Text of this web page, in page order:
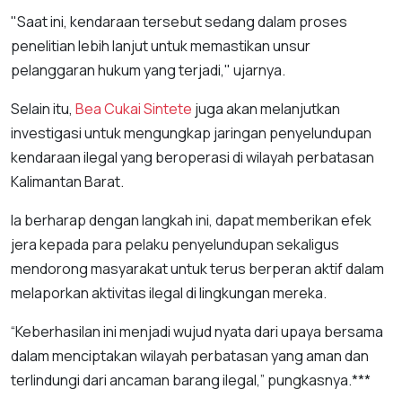
"Saat ini, kendaraan tersebut sedang dalam proses
penelitian lebih lanjut untuk memastikan unsur
pelanggaran hukum yang terjadi," ujarnya.
Selain itu, Bea Cukai Sintete juga akan melanjutkan
investigasi untuk mengungkap jaringan penyelundupan
kendaraan ilegal yang beroperasi di wilayah perbatasan
Kalimantan Barat.
Ia berharap dengan langkah ini, dapat memberikan efek
jera kepada para pelaku penyelundupan sekaligus
mendorong masyarakat untuk terus berperan aktif dalam
melaporkan aktivitas ilegal di lingkungan mereka.
“Keberhasilan ini menjadi wujud nyata dari upaya bersama
dalam menciptakan wilayah perbatasan yang aman dan
terlindungi dari ancaman barang ilegal,” pungkasnya.***